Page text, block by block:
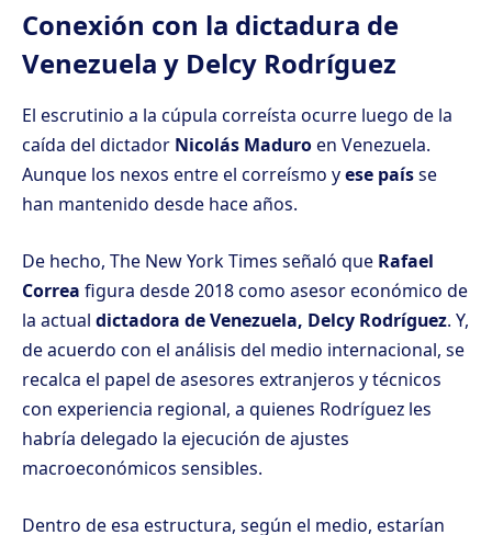
Conexión con la dictadura de
Venezuela y Delcy Rodríguez
El escrutinio a la cúpula correísta ocurre luego de la
caída del dictador Nicolás Maduroen Venezuela.
Aunque los nexos entre el correísmo yese paísse
han mantenido desde hace años.
De hecho, The New York Times señaló que Rafael
Correa figura desde 2018 como asesor económico de
la actual dictadora de Venezuela, Delcy Rodríguez. Y,
de acuerdo con el análisis del medio internacional, se
recalca el papel de asesores extranjeros y técnicos
con experiencia regional, a quienes Rodríguez les
habría delegado la ejecución de ajustes
macroeconómicos sensibles.
Dentro de esa estructura, según el medio, estarían